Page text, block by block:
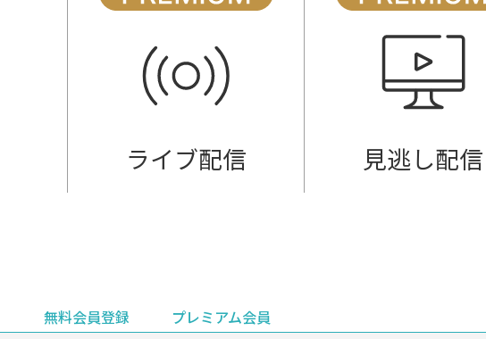
ライブ配信 見逃し配信
無料会員登録
プレミアム会員